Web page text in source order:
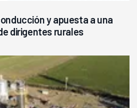
y apuesta a una
dirigentes rurales